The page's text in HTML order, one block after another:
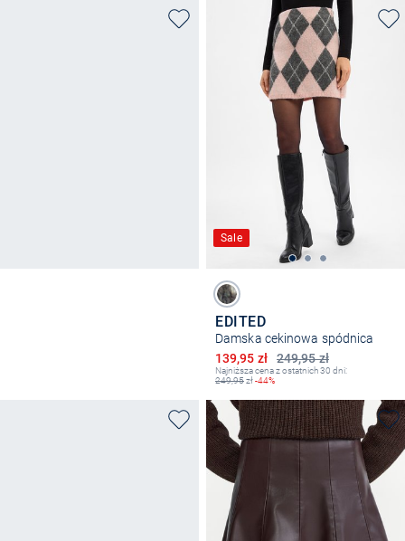
Sale
EDITED
Damska cekinowa spódnica
249,95 zł
Obniżona cena
139,95 zł
Najniższa cena z ostatnich 30 dni:
249,95zł-44%